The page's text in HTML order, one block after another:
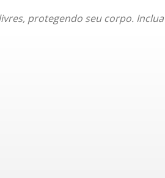
protegendo seu corpo.